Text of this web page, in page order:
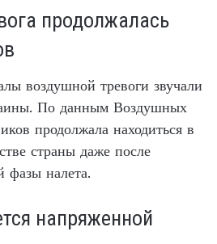
продолжалась
воздушной тревоги звучали
По данным Воздушных
продолжала находиться в
страны даже после
фазы налета.
напряженной